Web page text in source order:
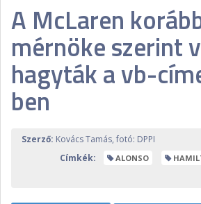
PODCAST
SHOP
DIGITÁLIS MAGAZIN
VERSENYNAPTÁRAK
A McLaren
mérnöke szerint
hagyták a vb-
ben
Szerző: Kovács Tamás, fotó: DPPI
Címkék:
ALONSO